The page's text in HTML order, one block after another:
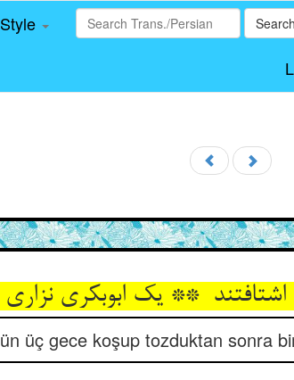
Search
üç gece koşup tozduktan sonra